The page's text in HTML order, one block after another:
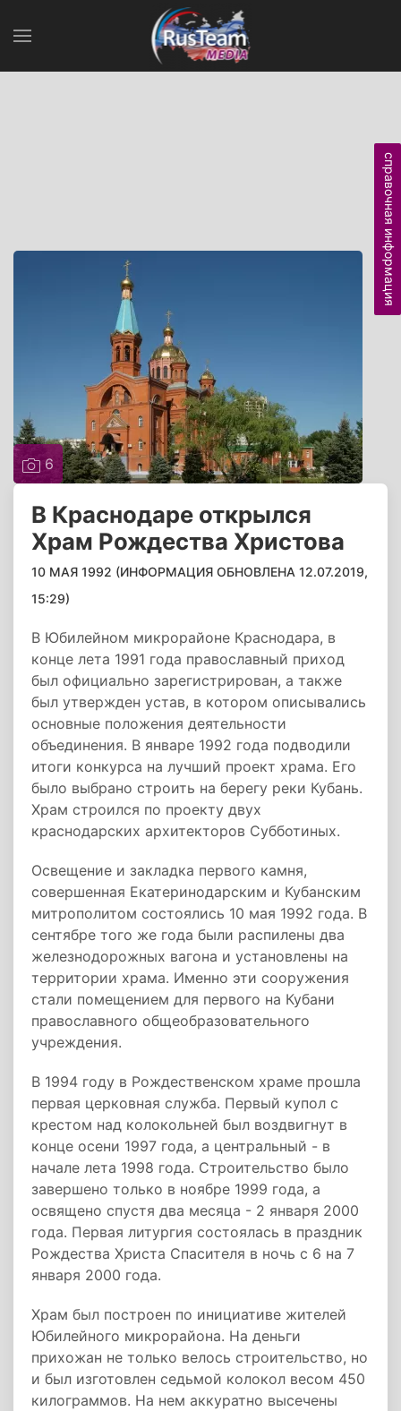
6
В Краснодаре открылся
Храм Рождества Христова
10 МАЯ 1992 (ИНФОРМАЦИЯ ОБНОВЛЕНА 12.07.2019,
15:29)
В Юбилейном микрорайоне Краснодара, в
конце лета 1991 года православный приход
был официально зарегистрирован, а также
был утвержден устав, в котором описывались
основные положения деятельности
объединения. В январе 1992 года подводили
итоги конкурса на лучший проект храма. Его
было выбрано строить на берегу реки Кубань.
Храм строился по проекту двух
краснодарских архитекторов Субботиных.
Освещение и закладка первого камня,
совершенная Екатеринодарским и Кубанским
митрополитом состоялись 10 мая 1992 года. В
сентябре того же года были распилены два
железнодорожных вагона и установлены на
территории храма. Именно эти сооружения
стали помещением для первого на Кубани
православного общеобразовательного
учреждения.
В 1994 году в Рождественском храме прошла
первая церковная служба. Первый купол с
крестом над колокольней был воздвигнут в
конце осени 1997 года, а центральный - в
начале лета 1998 года. Строительство было
завершено только в ноябре 1999 года, а
освящено спустя два месяца - 2 января 2000
года. Первая литургия состоялась в праздник
Рождества Христа Спасителя в ночь с 6 на 7
января 2000 года.
Храм был построен по инициативе жителей
Юбилейного микрорайона. На деньги
прихожан не только велось строительство, но
и был изготовлен седьмой колокол весом 450
килограммов. На нем аккуратно высечены
справочная информация